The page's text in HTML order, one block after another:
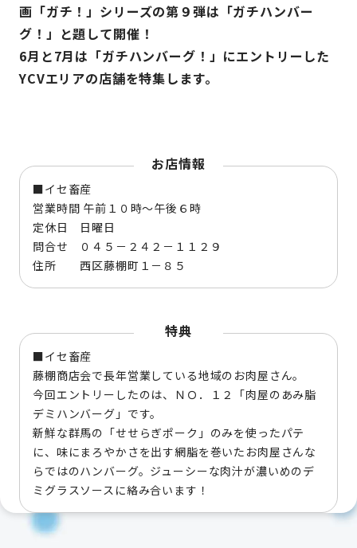
画「ガチ！」シリーズの第９弾は「ガチハンバー
グ！」と題して開催！
6月と7月は「ガチハンバーグ！」にエントリーした
YCVエリアの店舗を特集します。
お店情報
■イセ畜産
営業時間 午前１０時～午後６時
定休日 日曜日
問合せ ０４５－２４２－１１２９
住所 西区藤棚町１－８５
特典
■イセ畜産
藤棚商店会で長年営業している地域のお肉屋さん。
今回エントリーしたのは、ＮＯ．１２「肉屋のあみ脂
デミハンバーグ」です。
新鮮な群馬の「せせらぎポーク」のみを使ったパテ
に、味にまろやかさを出す網脂を巻いたお肉屋さんな
らではのハンバーグ。ジューシーな肉汁が濃いめのデ
ミグラスソースに絡み合います！